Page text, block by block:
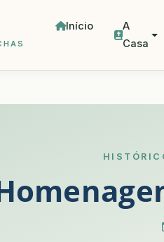
Início
A
Casa